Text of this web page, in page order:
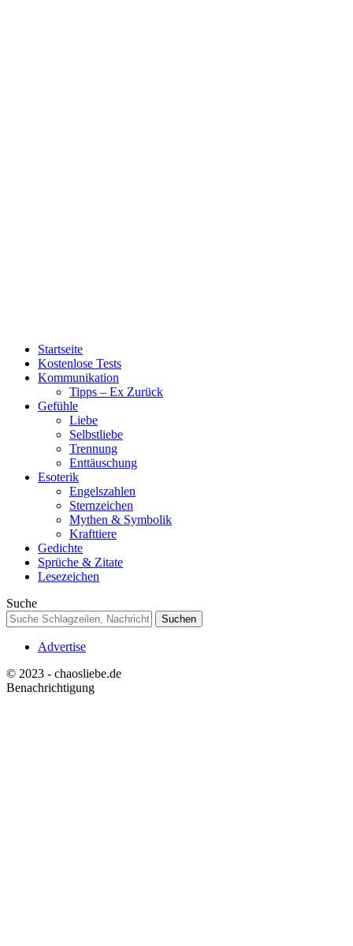
Startseite
Kostenlose Tests
Kommunikation
Tipps – Ex Zurück
Gefühle
Liebe
Selbstliebe
Trennung
Enttäuschung
Esoterik
Engelszahlen
Sternzeichen
Mythen & Symbolik
Krafttiere
Gedichte
Sprüche & Zitate
Lesezeichen
Suche
Advertise
© 2023 - chaosliebe.de
Benachrichtigung